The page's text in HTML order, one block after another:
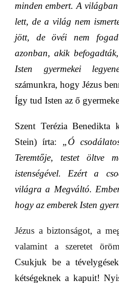
minden embert. A
lett, de a világ nem
jött, de övéi nem
azonban, akik
Isten gyermekei
számunkra, hogy Jézus
Így tud Isten az ő
Szent Terézia Benedikta
Stein) írta: „Ó
Teremtője, testet öltve
istenségével. Ezért a
világra a Megváltó.
hogy az emberek Isten
Jézus a biztonságot, a
valamint a szeretet
Csukjuk be a
kétségeknek a kapuit!